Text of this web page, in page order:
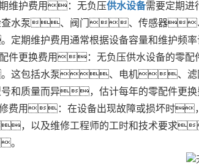
维护费用：无负压供水设备需要定期
查水泵、阀门、传感器、
期维护费用通常根据设备容量和维护
件更换费用：无负压供水设备的零
这包括水泵、电机、滤
号和质量而异，估计每年的零配件更
费用：在设备出现故障或损坏时
，以及维修工程师的工时和技术要求
。